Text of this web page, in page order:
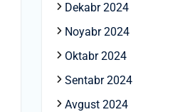
Dekabr 2024
Noyabr 2024
Oktabr 2024
Sentabr 2024
Avgust 2024